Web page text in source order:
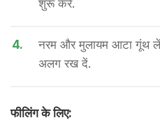
शुरू करें.
4.
नरम और मुलायम आटा गूंथ
अलग रख दें.
फीलिंग के लिए: